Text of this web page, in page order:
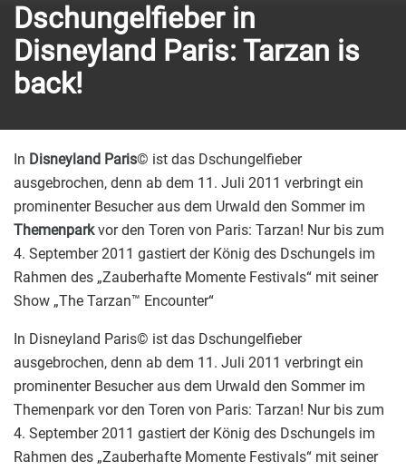
Dschungelfieber in
Disneyland Paris: Tarzan is
back!
In Disneyland Paris© ist das Dschungelfieber
ausgebrochen, denn ab dem 11. Juli 2011 verbringt ein
prominenter Besucher aus dem Urwald den Sommer im
Themenparkvor den Toren von Paris: Tarzan! Nur bis zum
4. September 2011 gastiert der König des Dschungels im
Rahmen des „Zauberhafte Momente Festivals“ mit seiner
Show „The Tarzan™ Encounter“
In Disneyland Paris© ist das Dschungelfieber
ausgebrochen, denn ab dem 11. Juli 2011 verbringt ein
prominenter Besucher aus dem Urwald den Sommer im
Themenpark vor den Toren von Paris: Tarzan! Nur bis zum
4. September 2011 gastiert der König des Dschungels im
Rahmen des „Zauberhafte Momente Festivals“ mit seiner